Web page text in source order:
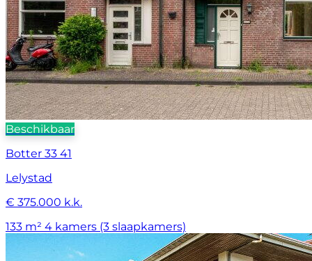
Beschikbaar
Botter 33 41
Lelystad
€ 375.000 k.k.
133 m² 4 kamers (3 slaapkamers)